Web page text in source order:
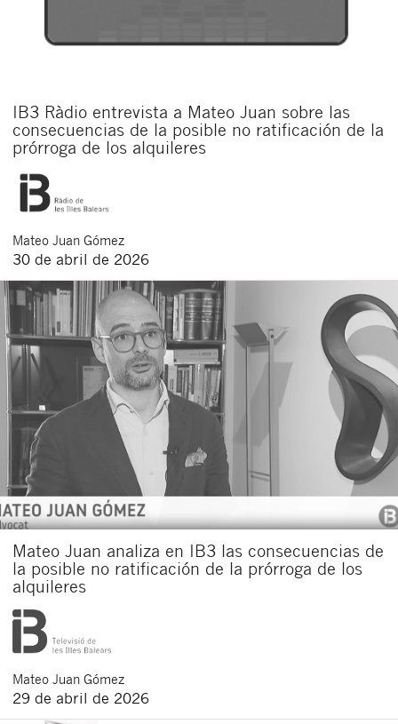
IB3 Ràdio entrevista a Mateo Juan sobre las
consecuencias de la posible no ratificación de la
prórroga de los alquileres
Mateo Juan Gómez
30 de abril de 2026
Mateo Juan analiza en IB3 las consecuencias de
la posible no ratificación de la prórroga de los
alquileres
Mateo Juan Gómez
29 de abril de 2026